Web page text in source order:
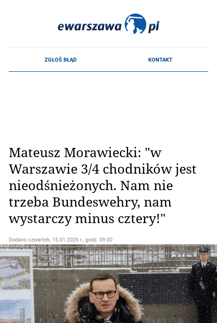
Mateusz Morawiecki: "w
Warszawie 3/4 chodników jest
nieodśnieżonych. Nam nie
trzeba Bundeswehry, nam
wystarczy minus cztery!"
Dodano czwartek, 15.01.2026 r., godz. 09.00